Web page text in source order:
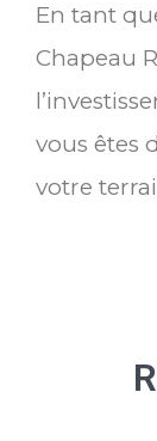
En tant
Chapeau
vous êtes
votre